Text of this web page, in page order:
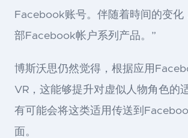
Facebook账号。伴随着時间的变化
部Facebook帐户系列产品。”
博斯沃思仍然觉得，根据应用
VR，这能够提升对虚似人物角色的
有可能会将这类适用传送到
面。